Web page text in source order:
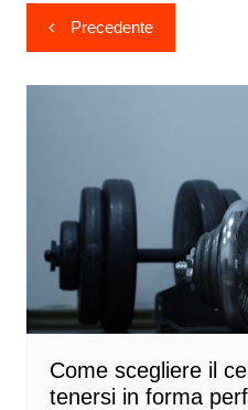
Navigazione
articoli
Precedente
Come scegliere il
tenersi in forma